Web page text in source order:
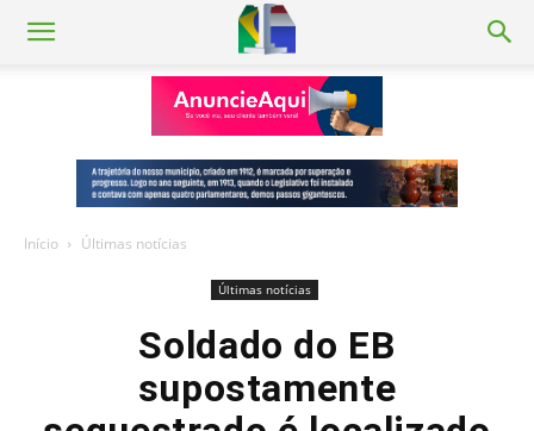
Início Últimas notícias
Últimas notícias
Soldado do EB
supostamente